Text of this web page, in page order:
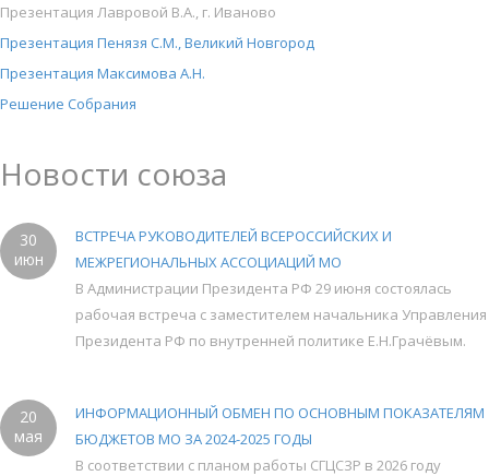
Презентация Лавровой В.А., г. Иваново
Презентация Пенязя С.М., Великий Новгород
Презентация Максимова А.Н.
Решение Собрания
Новости союза
30
июн
ВСТРЕЧА РУКОВОДИТЕЛЕЙ ВСЕРОССИЙСКИХ И
МЕЖРЕГИОНАЛЬНЫХ АССОЦИАЦИЙ МО
В Администрации Президента РФ 29 июня состоялась
рабочая встреча с заместителем начальника Управления
Президента РФ по внутренней политике Е.Н.Грачёвым.
20
мая
ИНФОРМАЦИОННЫЙ ОБМЕН ПО ОСНОВНЫМ ПОКАЗАТЕЛЯМ
БЮДЖЕТОВ МО ЗА 2024-2025 ГОДЫ
В соответствии с планом работы СГЦСЗР в 2026 году